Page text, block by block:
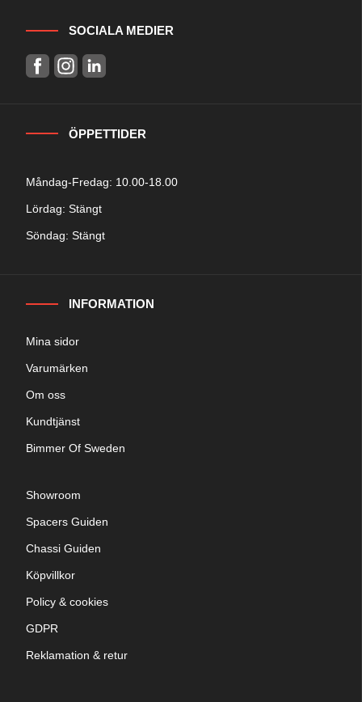
SOCIALA MEDIER
ÖPPETTIDER
Måndag-Fredag: 10.00-18.00
Lördag: Stängt
Söndag: Stängt
INFORMATION
Mina sidor
Varumärken
Om oss
Kundtjänst
Bimmer Of Sweden
Showroom
Spacers Guiden
Chassi Guiden
Köpvillkor
Policy & cookies
GDPR
Reklamation & retur